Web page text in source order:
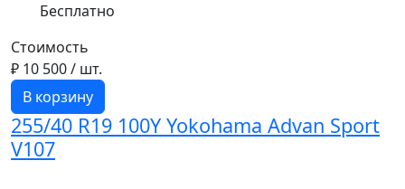
Бесплатно
Стоимость
₽ 10 500/ шт.
В корзину
255/40 R19 100Y Yokohama Advan Sport
V107